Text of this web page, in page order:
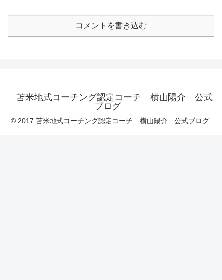
コメントを書き込む
苫米地式コーチング認定コーチ 横山陽介 公式
ブログ
© 2017 苫米地式コーチング認定コーチ 横山陽介 公式ブログ.